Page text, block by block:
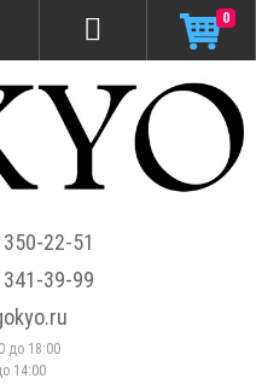
22-51
39-99
до 18:00
14:00
0